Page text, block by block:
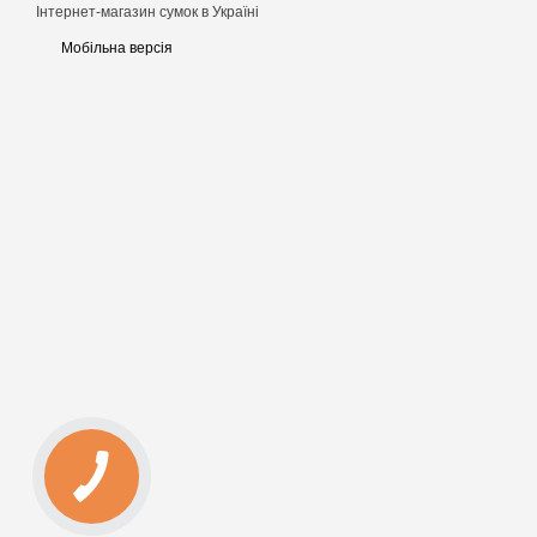
Інтернет-магазин сумок в Україні
Мобільна версія